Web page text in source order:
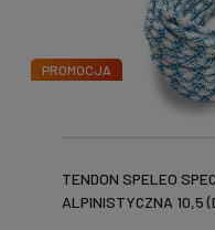
TENDON SPELEO
PROMOCJA